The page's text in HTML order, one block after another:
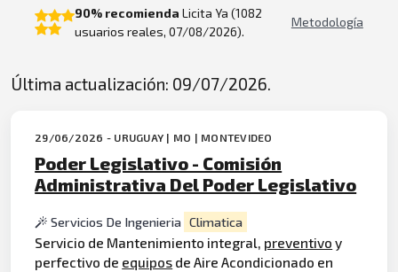
90% recomienda Licita Ya (1082
usuarios reales, 07/08/2026).
Metodología
Última actualización: 09/07/2026.
29/06/2026 - URUGUAY | MO | MONTEVIDEO
Poder Legislativo - Comisión
Administrativa Del Poder Legislativo
Servicios De Ingenieria Climatica
Servicio de Mantenimiento integral, preventivo y
perfectivo de equipos de Aire Acondicionado en